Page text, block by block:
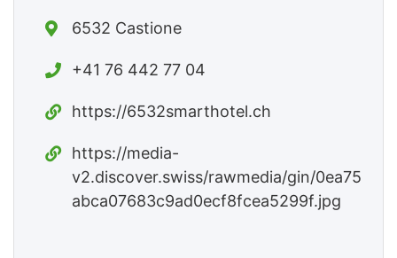
6532 Castione
+41 76 442 77 04
https://6532smarthotel.ch
https://media-
v2.discover.swiss/rawmedia/gin/0ea75
abca07683c9ad0ecf8fcea5299f.jpg